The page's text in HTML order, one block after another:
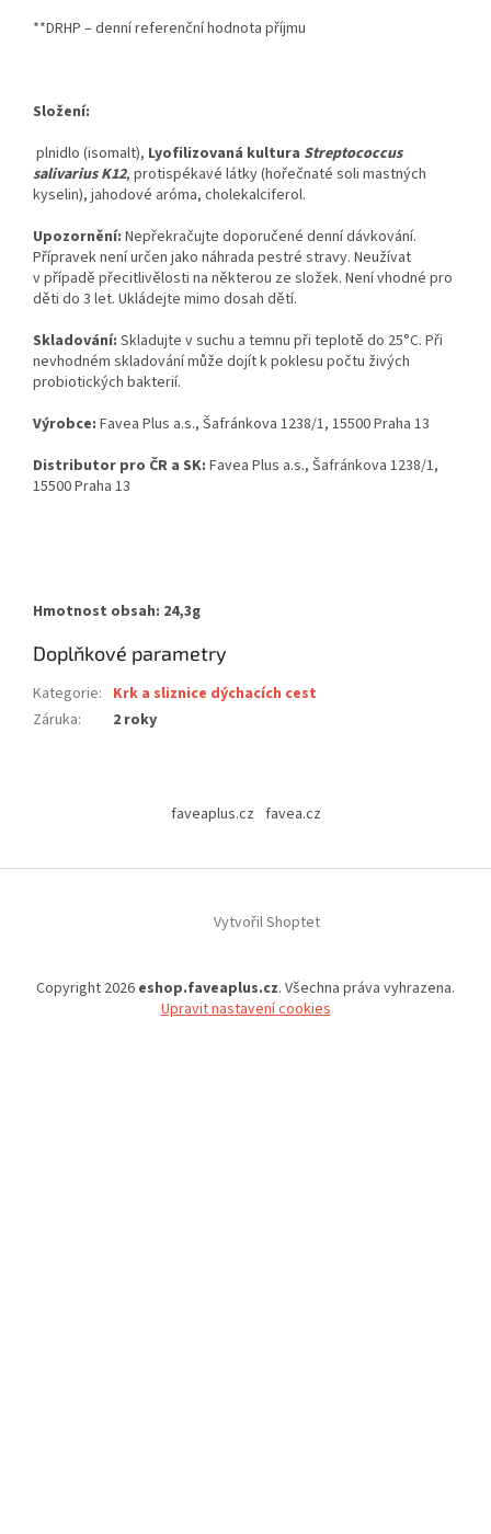
**DRHP – denní referenční hodnota příjmu
Složení:
plnidlo (isomalt), Lyofilizovaná kultura Streptococcus
salivarius K12, protispékavé látky (hořečnaté soli mastných
kyselin), jahodové aróma, cholekalciferol.
Upozornění: Nepřekračujte doporučené denní dávkování.
Přípravek není určen jako náhrada pestré stravy. Neužívat
v případě přecitlivělosti na některou ze složek. Není vhodné pro
děti do 3 let. Ukládejte mimo dosah dětí.
Skladování: Skladujte v suchu a temnu při teplotě do 25°C. Při
nevhodném skladování může dojít k poklesu počtu živých
probiotických bakterií.
Výrobce: Favea Plus a.s., Šafránkova 1238/1, 15500 Praha 13
Distributor pro ČR a SK: Favea Plus a.s., Šafránkova 1238/1,
15500 Praha 13
Hmotnost obsah: 24,3g
Doplňkové parametry
Kategorie: Krk a sliznice dýchacích cest
Záruka: 2 roky
faveaplus.cz favea.cz
Vytvořil Shoptet
Copyright 2026 eshop.faveaplus.cz. Všechna práva vyhrazena.
Upravit nastavení cookies